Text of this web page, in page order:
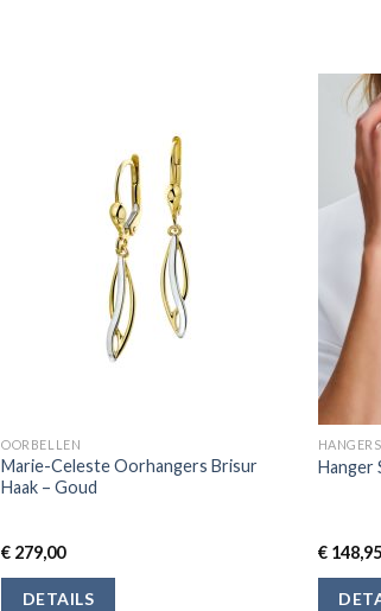
OORBELLEN
Marie-Celeste Oorhangers Brisur
Haak – Goud
€ 279,00
DETAILS
HANGERS
Hanger
€148,95